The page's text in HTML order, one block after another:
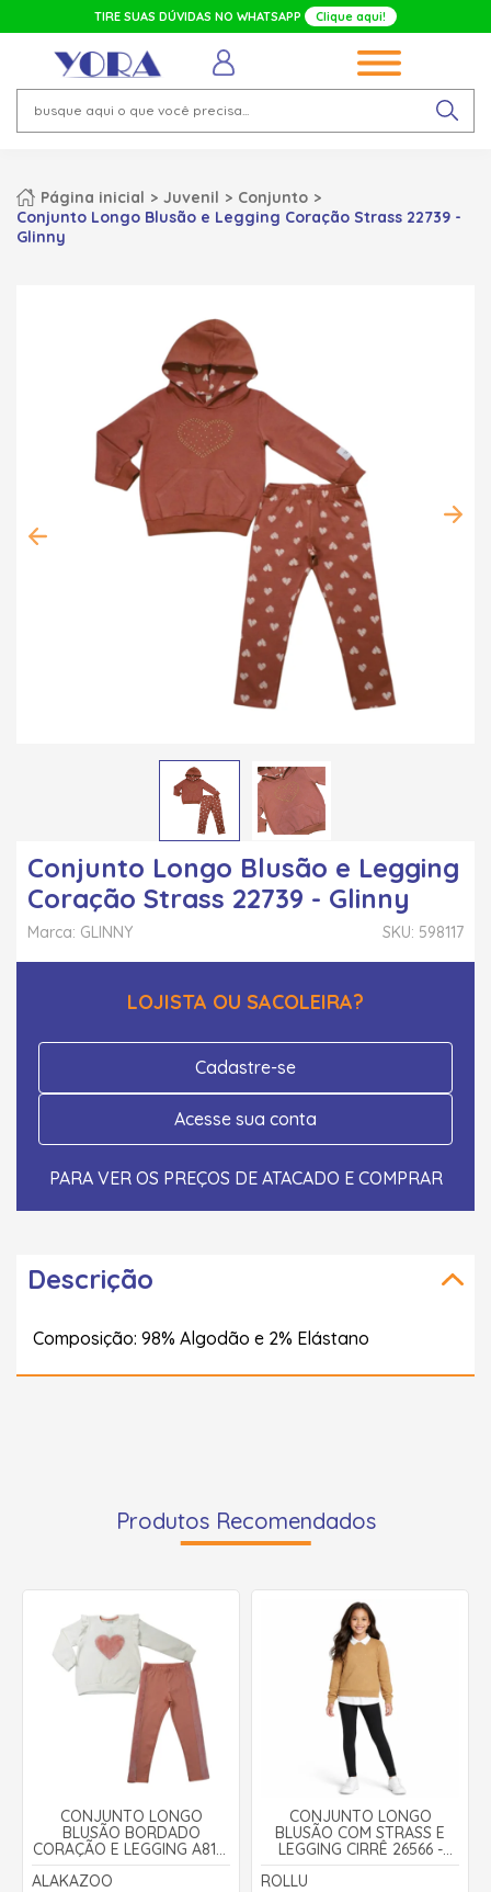
TIRE SUAS DÚVIDAS NO WHATSAPP Clique aqui!
Página inicial Juvenil
Conjunto
Conjunto Longo Blusão e Legging Coração Strass 22739 -
Glinny
Conjunto Longo Blusão e Legging
Coração Strass 22739 - Glinny
SKU: 598117
Marca: GLINNY
LOJISTA OU SACOLEIRA?
Cadastre-se
Acesse sua conta
PARA VER OS PREÇOS DE ATACADO E COMPRAR
Descrição
Composição: 98% Algodão e 2% Elástano
Produtos Recomendados
CONJUNTO LONGO
BLUSÃO BORDADO
CORAÇÃO E LEGGING A8131
- ALAKAZOO
ALAKAZOO
CONJUNTO LONGO
BLUSÃO COM STRASS E
LEGGING CIRRÊ 26566 -
ROLLU
ROLLU